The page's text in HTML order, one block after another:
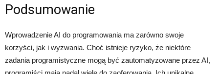
Podsumowanie
Wprowadzenie AI do programowania ma zarówno swoje
korzyści, jak i wyzwania. Choć istnieje ryzyko, że niektóre
zadania programistyczne mogą być zautomatyzowane przez AI,